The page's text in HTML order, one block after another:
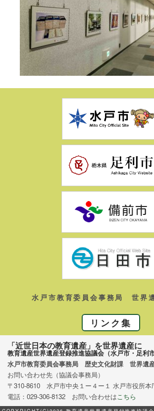
水戸市教育委員会事務局 世界
リンク集
「近世日本の教育遺産」を世界遺産に
教育遺産世界遺産登録推進協議会（水戸市・足利
水戸市教育委員会事務局 歴史文化財課 世界遺
お問い合わせ先（協議会事務局）
〒310-8610 水戸市中央１ー４ー１ 水戸市役所
電話：029-306-8132 お問い合わせは こちら